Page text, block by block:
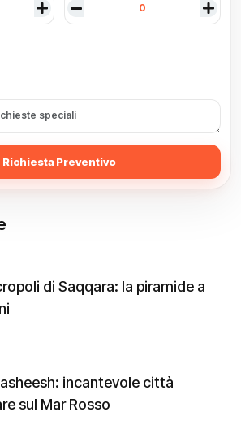
Richiesta Preventivo
di Saqqara: la piramide a
incantevole città
sul Mar Rosso